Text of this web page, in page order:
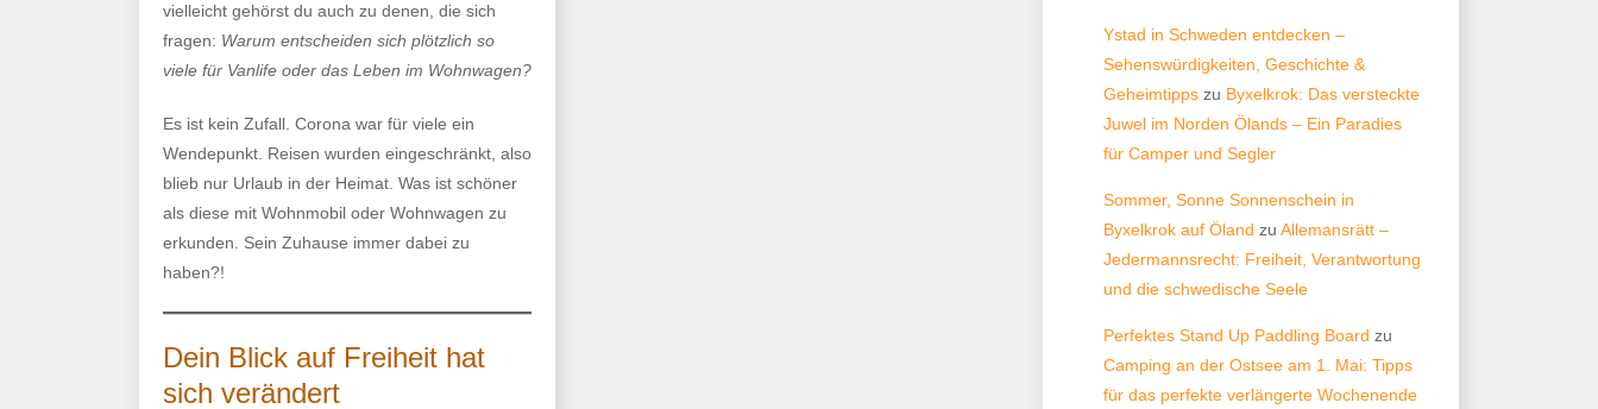
vielleicht gehörst du auch zu denen, die sich
fragen: Warum entscheiden sich plötzlich so
viele für Vanlife oder das Leben im Wohnwagen?
Es ist kein Zufall. Corona war für viele ein
Wendepunkt. Reisen wurden eingeschränkt, also
blieb nur Urlaub in der Heimat. Was ist schöner
als diese mit Wohnmobil oder Wohnwagen zu
erkunden. Sein Zuhause immer dabei zu
haben?!
Dein Blick auf Freiheit hat
sich verändert
Ystad in Schweden entdecken –
Sehenswürdigkeiten, Geschichte &
Geheimtipps zu Byxelkrok: Das versteckte
Juwel im Norden Ölands – Ein Paradies
für Camper und Segler
Sommer, Sonne Sonnenschein in
Byxelkrok auf Öland zu Allemansrätt –
Jedermannsrecht: Freiheit, Verantwortung
und die schwedische Seele
Perfektes Stand Up Paddling Board zu
Camping an der Ostsee am 1. Mai: Tipps
für das perfekte verlängerte Wochenende